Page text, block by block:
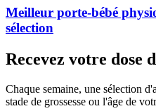
Meilleur porte-bébé
sélection
Recevez votre dose
Chaque semaine, une sélection
stade de grossesse ou l'âge de